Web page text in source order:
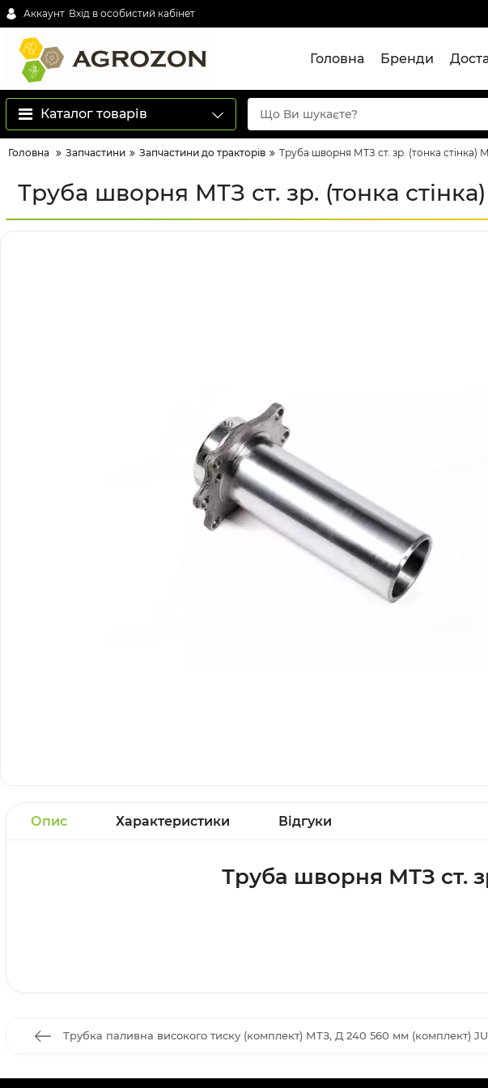
Аккаунт Вхід в особистий кабінет
Головна Бренди
Каталог товарів
Головна Запчастини Запчастини до тракторів Труба шворня МТЗ ст. зр. (тонка стінка)
Труба шворня МТЗ ст. зр. (тонка
Опис Характеристики Відгуки
Труба шворня МТЗ ст.
Трубка паливна високого тиску (комплект) МТЗ, Д 240 560 мм (комплект)